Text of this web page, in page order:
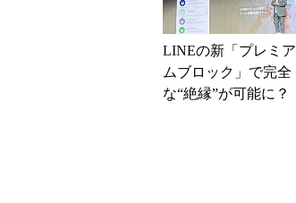
LINEの新「プレミア
ムブロック」で完全
な“絶縁”が可能に？